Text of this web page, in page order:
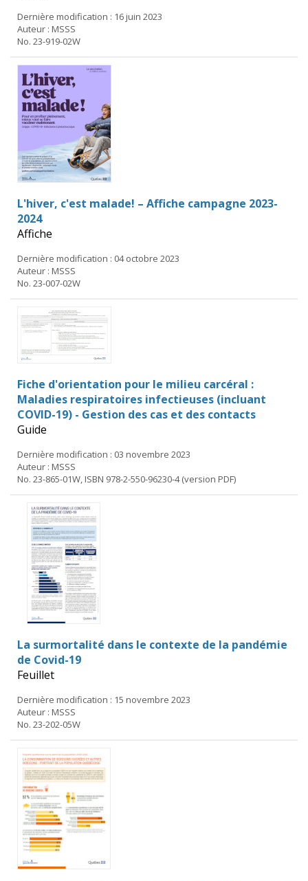
Dernière modification : 16 juin 2023
Auteur : MSSS
No. 23-919-02W
L'hiver, c'est malade! – Affiche campagne 2023-
2024
Affiche
Dernière modification : 04 octobre 2023
Auteur : MSSS
No. 23-007-02W
Fiche d'orientation pour le milieu carcéral :
Maladies respiratoires infectieuses (incluant
COVID-19) - Gestion des cas et des contacts
Guide
Dernière modification : 03 novembre 2023
Auteur : MSSS
No. 23-865-01W, ISBN 978-2-550-96230-4 (version PDF)
La surmortalité dans le contexte de la pandémie
de Covid-19
Feuillet
Dernière modification : 15 novembre 2023
Auteur : MSSS
No. 23-202-05W